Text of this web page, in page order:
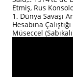
Etmiş, Rus
1. Dünya Savaşı
Hesabına
Müseccel